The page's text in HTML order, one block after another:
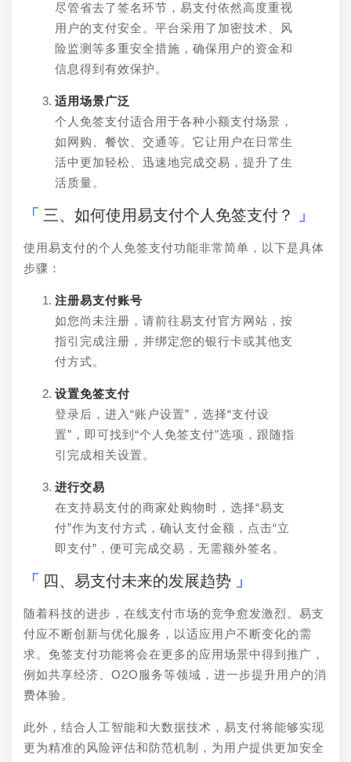
尽管省去了签名环节，易支付依然高度重视
用户的支付安全。平台采用了加密技术、风
险监测等多重安全措施，确保用户的资金和
信息得到有效保护。
适用场景广泛
个人免签支付适合用于各种小额支付场景，
如网购、餐饮、交通等。它让用户在日常生
活中更加轻松、迅速地完成交易，提升了生
活质量。
三、如何使用易支付个人免签支付？
使用易支付的个人免签支付功能非常简单，以下是具体
步骤：
注册易支付账号
如您尚未注册，请前往易支付官方网站，按
指引完成注册，并绑定您的银行卡或其他支
付方式。
设置免签支付
登录后，进入“账户设置”，选择“支付设
置”，即可找到“个人免签支付”选项，跟随指
引完成相关设置。
进行交易
在支持易支付的商家处购物时，选择“易支
付”作为支付方式，确认支付金额，点击“立
即支付”，便可完成交易，无需额外签名。
四、易支付未来的发展趋势
随着科技的进步，在线支付市场的竞争愈发激烈。易支
付应不断创新与优化服务，以适应用户不断变化的需
求。免签支付功能将会在更多的应用场景中得到推广，
例如共享经济、O2O服务等领域，进一步提升用户的消
费体验。
此外，结合人工智能和大数据技术，易支付将能够实现
更为精准的风险评估和防范机制，为用户提供更加安全